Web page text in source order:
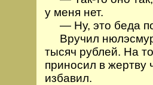
у меня нет.
— Ну, это беда
Вручил
тысяч рублей. На
приносил в жертву
избавил.